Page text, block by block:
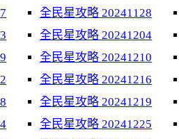
全民星攻略 20241128
全民星攻略 20241204
全民星攻略 20241210
全民星攻略 20241216
全民星攻略 20241219
全民星攻略 20241225